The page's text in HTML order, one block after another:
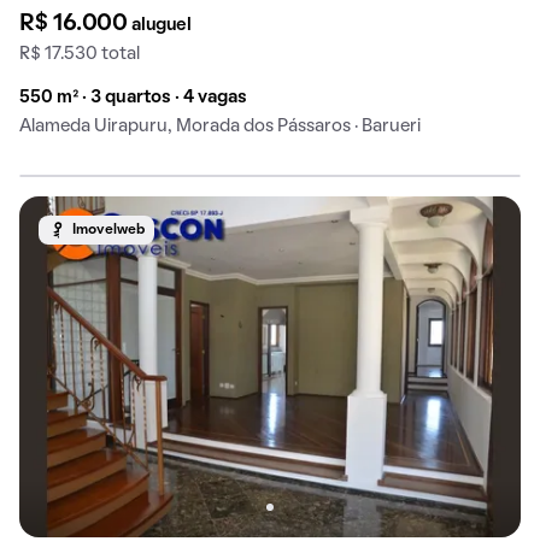
R$ 16.000aluguel
R$ 17.530 total
550 m² · 3 quartos · 4 vagas
Alameda Uirapuru, Morada dos Pássaros · Barueri
Imovelweb